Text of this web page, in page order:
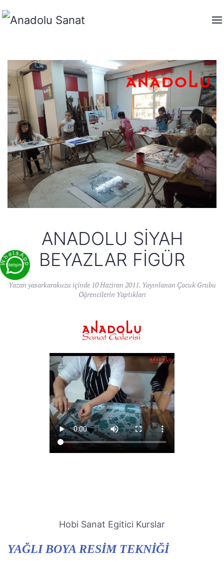
ANADOLU SIYAH
BEYAZLAR FIGÜR
Yazan yasarkarakuzu içinde 10 Haziran 2011. Yayınlanan Çocuk Grubu
Öğrencilerin Yaptıkları
Hobi Sanat Egitici Kurslar
YAĞLI BOYA RESİM TEKNİĞİ